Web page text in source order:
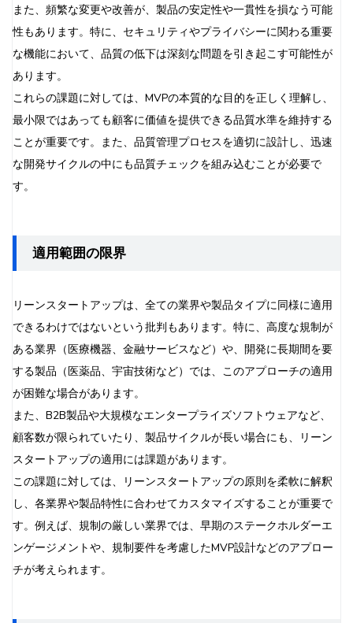
また、頻繁な変更や改善が、製品の安定性や一貫性を損なう可能
性もあります。特に、セキュリティやプライバシーに関わる重要
な機能において、品質の低下は深刻な問題を引き起こす可能性が
あります。
これらの課題に対しては、MVPの本質的な目的を正しく理解し、
最小限ではあっても顧客に価値を提供できる品質水準を維持する
ことが重要です。また、品質管理プロセスを適切に設計し、迅速
な開発サイクルの中にも品質チェックを組み込むことが必要で
す。
適用範囲の限界
リーンスタートアップは、全ての業界や製品タイプに同様に適用
できるわけではないという批判もあります。特に、高度な規制が
ある業界（医療機器、金融サービスなど）や、開発に長期間を要
する製品（医薬品、宇宙技術など）では、このアプローチの適用
が困難な場合があります。
また、B2B製品や大規模なエンタープライズソフトウェアなど、
顧客数が限られていたり、製品サイクルが長い場合にも、リーン
スタートアップの適用には課題があります。
この課題に対しては、リーンスタートアップの原則を柔軟に解釈
し、各業界や製品特性に合わせてカスタマイズすることが重要で
す。例えば、規制の厳しい業界では、早期のステークホルダーエ
ンゲージメントや、規制要件を考慮したMVP設計などのアプロー
チが考えられます。